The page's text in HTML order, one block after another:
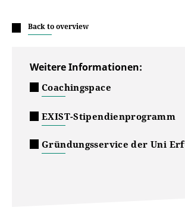
Back to overview
Weitere Informationen:
Coachingspace
EXIST-Stipendienprogramm
Gründungsservice der Uni